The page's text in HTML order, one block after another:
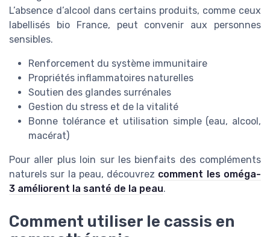
L’absence d’alcool dans certains produits, comme ceux
labellisés bio France, peut convenir aux personnes
sensibles.
Renforcement du système immunitaire
Propriétés inflammatoires naturelles
Soutien des glandes surrénales
Gestion du stress et de la vitalité
Bonne tolérance et utilisation simple (eau, alcool,
macérat)
Pour aller plus loin sur les bienfaits des compléments
naturels sur la peau, découvrez comment les oméga-
3 améliorent la santé de la peau.
Comment utiliser le cassis en